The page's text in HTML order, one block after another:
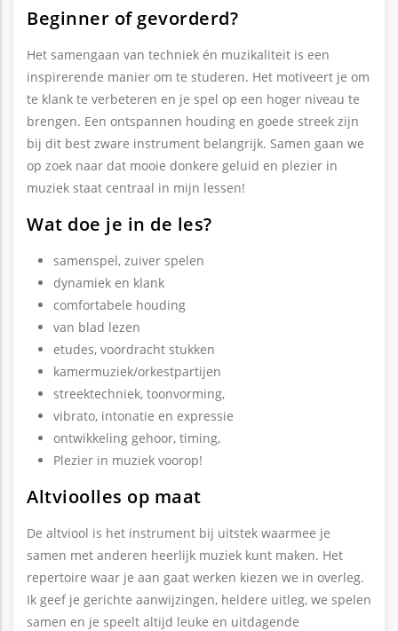
Beginner of gevorderd?
Het samengaan van techniek én muzikaliteit is een
inspirerende manier om te studeren. Het motiveert je om
te klank te verbeteren en je spel op een hoger niveau te
brengen. Een ontspannen houding en goede streek zijn
bij dit best zware instrument belangrijk. Samen gaan we
op zoek naar dat mooie donkere geluid en plezier in
muziek staat centraal in mijn lessen!
Wat doe je in de les?
samenspel, zuiver spelen
dynamiek en klank
comfortabele houding
van blad lezen
etudes, voordracht stukken
kamermuziek/orkestpartijen
streektechniek, toonvorming,
vibrato, intonatie en expressie
ontwikkeling gehoor, timing,
Plezier in muziek voorop!
Altvioolles op maat
De altviool is het instrument bij uitstek waarmee je
samen met anderen heerlijk muziek kunt maken. Het
repertoire waar je aan gaat werken kiezen we in overleg.
Ik geef je gerichte aanwijzingen, heldere uitleg, we spelen
samen en je speelt altijd leuke en uitdagende